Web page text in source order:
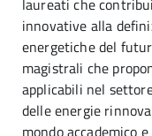
laureati che
innovative alla
energetiche del
magistrali che
applicabili nel
delle energie
mondo accademico